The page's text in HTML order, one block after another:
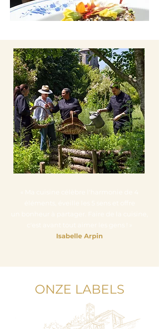
Isabelle Arpin
ONZE LABELS